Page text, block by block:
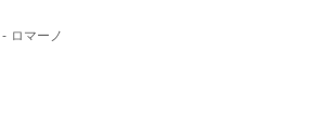
ロマーノ